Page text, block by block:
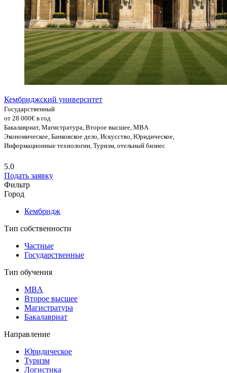
Кембриджский университет
Государственный
от 28 000€ в год
Бакалавриат, Магистратура, Второе высшее, MBA
Экономическое, Банковское дело, Искусство, Юридическое,
Информационные технологии, Туризм, отельный бизнес
5.0
Подать заявку
Фильтр
Город
Кембридж
Тип собственности
Частные
Государственные
Тип обучения
MBA
Второе высшее
Магистратура
Бакалавриат
Направление
Юридическое
Туризм
Логистика